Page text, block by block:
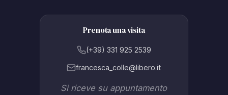
Prenota una visita
(+39) 331 925 2539
francesca_colle@libero.it
Si riceve su appuntamento